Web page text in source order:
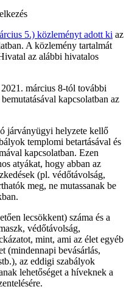
5.) közleményt adott ki az
A közlemény tartalmát
az alábbi hivatalos
március 8-tól további
kapcsolatban az
járványügyi helyzete kellő
templomi betartásával és
kapcsolatban. Ezen
atyákat, hogy abban az
(pl. védőtávolság,
meg, ne mutassanak be
lecsökkent) száma és a
védőtávolság,
mint, ami az élet egyéb
(mindennapi bevásárlás,
az eddigi szabályok
lehetőséget a híveknek a